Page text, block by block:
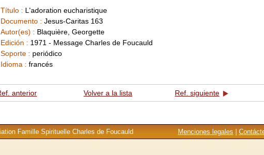
Título : L'adoration eucharistique
Documento : Jesus-Caritas 163
Autor(es) : Blaquière, Georgette
Edición : 1971 - Message Charles de Foucauld
Soporte : periódico
Idioma : francés
anterior Volver a la lista Ref. siguiente
Menciones legales
Famille Spirituelle Charles de Foucauld